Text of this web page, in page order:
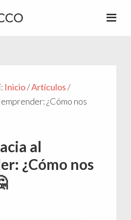
Inicio/Artículos/
¿Cómo nos
al
¿Cómo nos